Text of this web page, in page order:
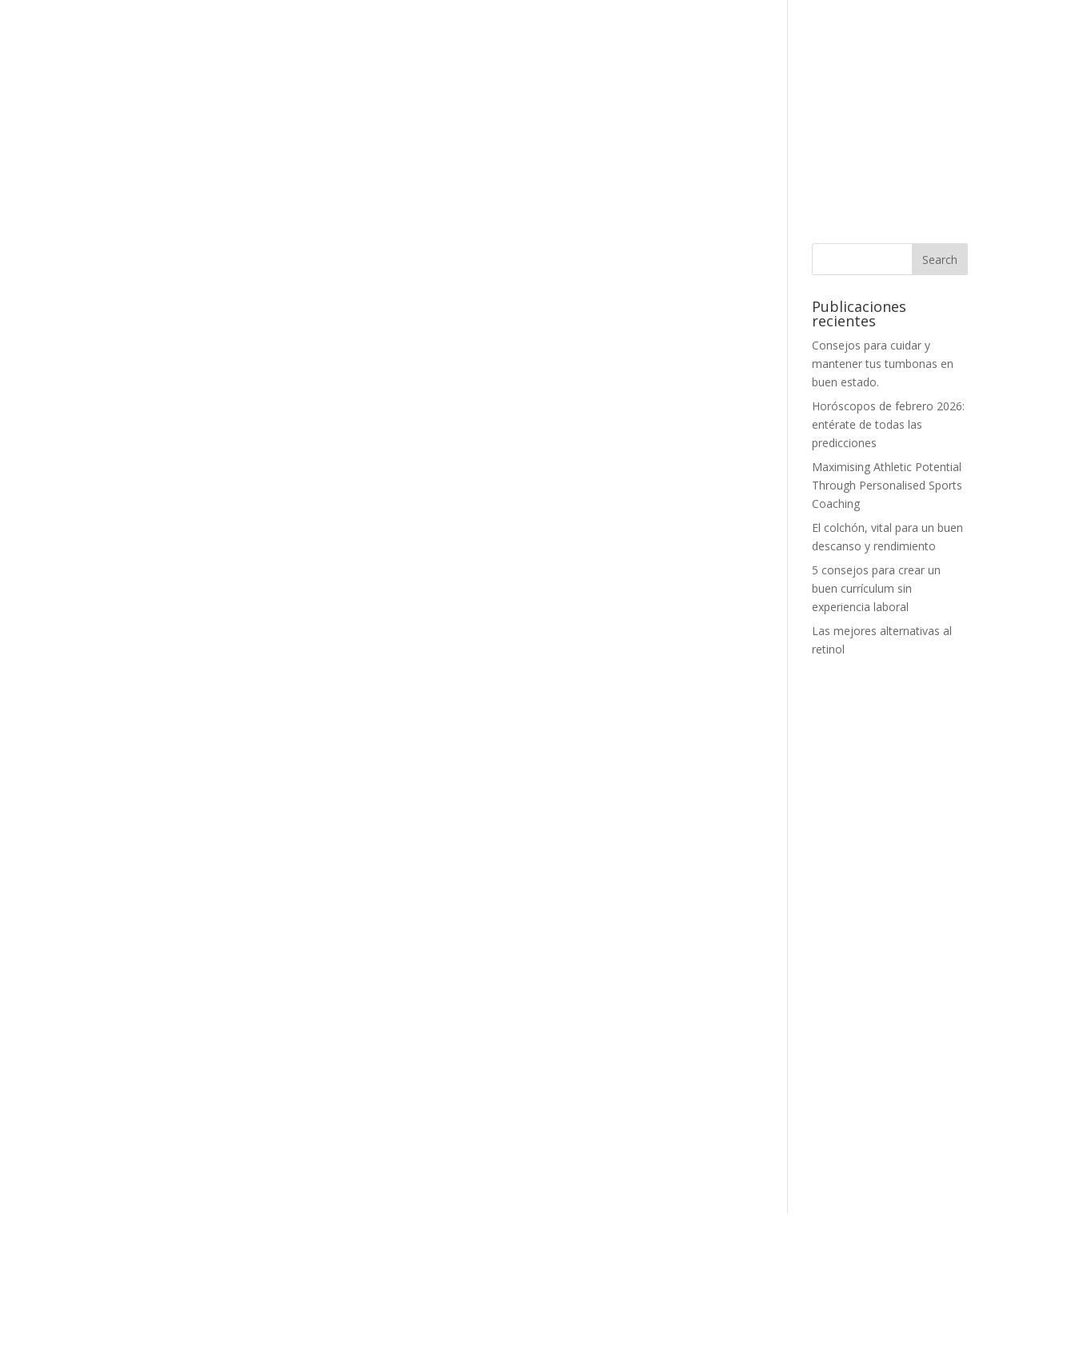
Publicaciones
recientes
Consejos para cuidar y
mantener tus tumbonas en
buen estado.
Horóscopos de febrero 2026:
entérate de todas las
predicciones
Maximising Athletic Potential
Through Personalised Sports
Coaching
El colchón, vital para un buen
descanso y rendimiento
5 consejos para crear un
buen currículum sin
experiencia laboral
Las mejores alternativas al
retinol